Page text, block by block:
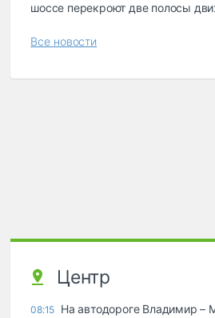
шоссе перекроют две полосы
Все новости
Центр
08:15 На автодороге Владимир –